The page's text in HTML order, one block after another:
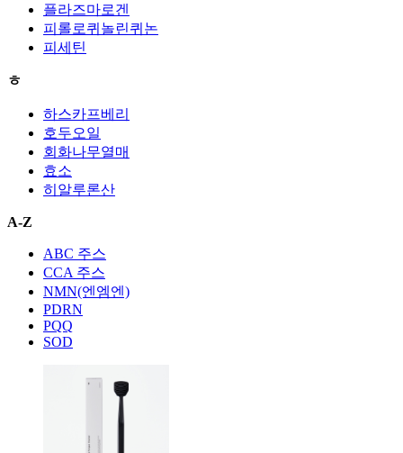
플라즈마로겐
피롤로퀴놀린퀴논
피세틴
ㅎ
하스카프베리
호두오일
회화나무열매
효소
히알루론산
A-Z
ABC 주스
CCA 주스
NMN(엔엠엔)
PDRN
PQQ
SOD